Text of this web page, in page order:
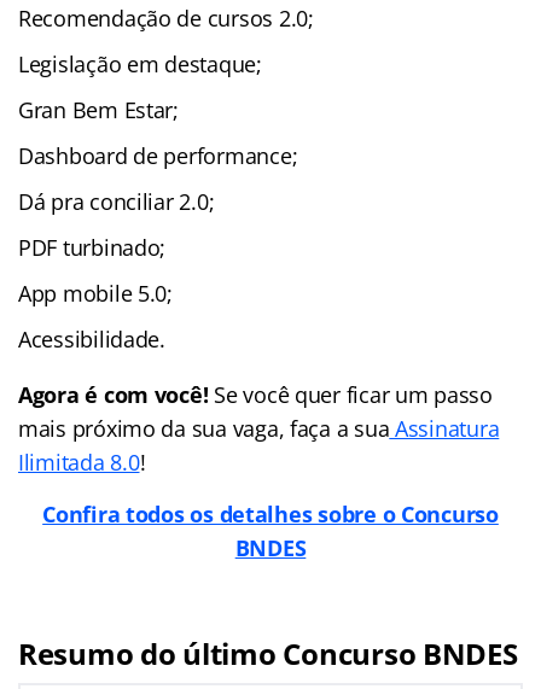
Recomendação de cursos 2.0;
Legislação em destaque;
Gran Bem Estar;
Dashboard de performance;
Dá pra conciliar 2.0;
PDF turbinado;
App mobile 5.0;
Acessibilidade.
Agora é com você! Se você quer ficar um passo
mais próximo da sua vaga, faça a sua Assinatura
Ilimitada 8.0!
Confira todos os detalhes sobre o Concurso
BNDES
Resumo do último Concurso BNDES